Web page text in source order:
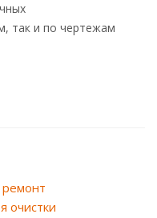
так и по чертежам